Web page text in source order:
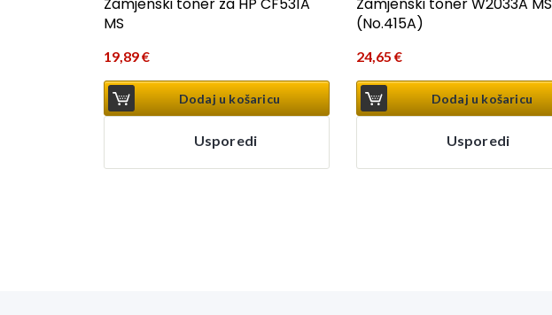
Zamjenski toner za HP CF531A
MS
19,89€
Dodaj u košaricu
Usporedi
Zamjenski toner W2033A MS
(No.415A)
24,65 €
Dodaj u košaricu
Usporedi